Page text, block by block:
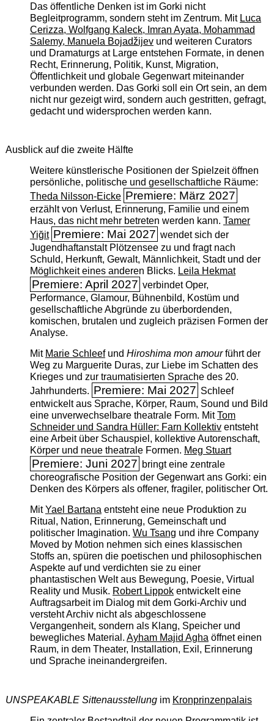
Das öffentliche Denken ist im Gorki nicht
Begleitprogramm, sondern steht im Zentrum. Mit Luca
Cerizza, Wolfgang Kaleck, Imran Ayata, Mohammad
Salemy, Manuela Bojadžijevund weiteren Curators
und Dramaturgs at Large entstehen Formate, in denen
Recht, Erinnerung, Politik, Kunst, Migration,
Öffentlichkeit und globale Gegenwart miteinander
verbunden werden. Das Gorki soll ein Ort sein, an dem
nicht nur gezeigt wird, sondern auch gestritten, gefragt,
gedacht und widersprochen werden kann.
Ausblick auf die zweite Hälfte
Weitere künstlerische Positionen der Spielzeit öffnen
persönliche, politische und gesellschaftliche Räume:
Theda Nilsson-Eicke Premiere: März 2027
erzählt von Verlust, Erinnerung, Familie und einem
Haus, das nicht mehr betreten werden kann. Tamer
Yiğit Premiere: Mai 2027 wendet sich der
Jugendhaftanstalt Plötzensee zu und fragt nach
Schuld, Herkunft, Gewalt, Männlichkeit, Stadt und der
Möglichkeit eines anderen Blicks. Leila Hekmat
Premiere: April 2027 verbindet Oper,
Performance, Glamour, Bühnenbild, Kostüm und
gesellschaftliche Abgründe zu überbordenden,
komischen, brutalen und zugleich präzisen Formen der
Analyse.
Mit Marie Schleefund Hiroshima mon amourführt der
Weg zu Marguerite Duras, zur Liebe im Schatten des
Krieges und zur traumatisierten Sprache des 20.
Jahrhunderts. Premiere: Mai 2027 Schleef
entwickelt aus Sprache, Körper, Raum, Sound und Bild
eine unverwechselbare theatrale Form. MitTom
Schneider und Sandra Hüller: Farn Kollektiventsteht
eine Arbeit über Schauspiel, kollektive Autorenschaft,
Körper und neue theatrale Formen. Meg Stuart
Premiere: Juni 2027 bringt eine zentrale
choreografische Position der Gegenwart ans Gorki: ein
Denken des Körpers als offener, fragiler, politischer Ort.
MitYael Bartanaentsteht eine neue Produktion zu
Ritual, Nation, Erinnerung, Gemeinschaft und
politischer Imagination. Wu Tsang und ihre Company
Moved by Motion nehmen sich eines klassischen
Stoffs an, spüren die poetischen und philosophischen
Aspekte auf und verdichten sie zu einer
phantastischen Welt aus Bewegung, Poesie, Virtual
Reality und Musik. Robert Lippokentwickelt eine
Auftragsarbeit im Dialog mit dem Gorki-Archiv und
versteht Archiv nicht als abgeschlossene
Vergangenheit, sondern als Klang, Speicher und
bewegliches Material. Ayham Majid Aghaöffnet einen
Raum, in dem Theater, Installation, Exil, Erinnerung
und Sprache ineinandergreifen.
UNSPEAKABLE Sittenausstellungim Kronprinzenpalais